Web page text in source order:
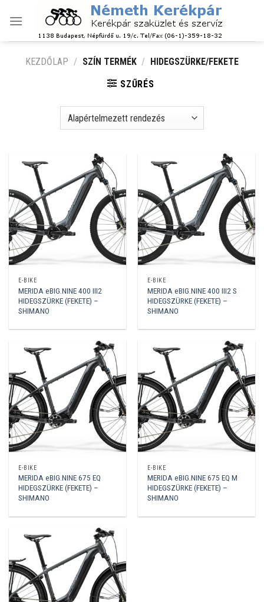
KEZDŐLAP / SZÍN TERMÉK / HIDEGSZÜRKE/FEKETE
SZŰRÉS
E-BIKE
MERIDA eBIG.NINE 400 III2
HIDEGSZÜRKE (FEKETE) –
SHIMANO
E-BIKE
MERIDA eBIG.NINE 400 III2 S
HIDEGSZÜRKE (FEKETE) –
SHIMANO
E-BIKE
MERIDA eBIG.NINE 675 EQ
HIDEGSZÜRKE (FEKETE) –
SHIMANO
E-BIKE
MERIDA eBIG.NINE 675 EQ M
HIDEGSZÜRKE (FEKETE) –
SHIMANO